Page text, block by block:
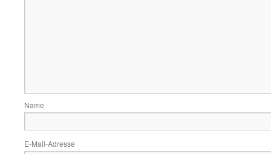
Name
E-Mail-Adresse